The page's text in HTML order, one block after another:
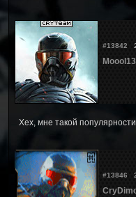
#13842
Moool13
Хех, мне такой
#13846